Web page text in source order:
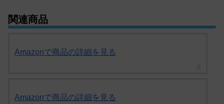
関連商品
Amazonで商品の詳細を見る
Amazonで商品の詳細を見る